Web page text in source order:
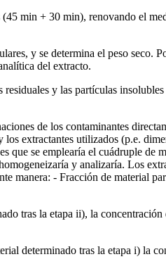
min + 30 min), renovando el
y se determina el peso seco.
del extracto.
y las partículas
de los contaminantes
extractantes utilizados (p.e.
se emplearía el cuádruple de
y analizaría. Los
manera: - Fracción de material
tras la etapa ii), la
determinado tras la etapa i) la